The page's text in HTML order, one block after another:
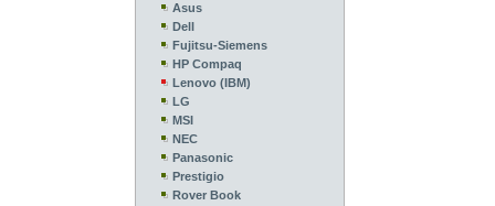
Asus
Dell
Fujitsu-Siemens
HP Compaq
Lenovo (IBM)
LG
MSI
NEC
Panasonic
Prestigio
Rover Book